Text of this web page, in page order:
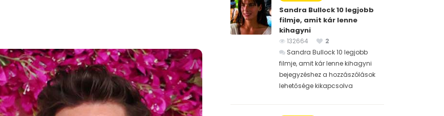
Sandra Bullock 10 legjobb
filmje, amit kár lenne
kihagyni
132664
2
Sandra Bullock 10 legjobb
filmje, amit kár lenne kihagyni
bejegyzéshez a hozzászólások
lehetősége kikapcsolva